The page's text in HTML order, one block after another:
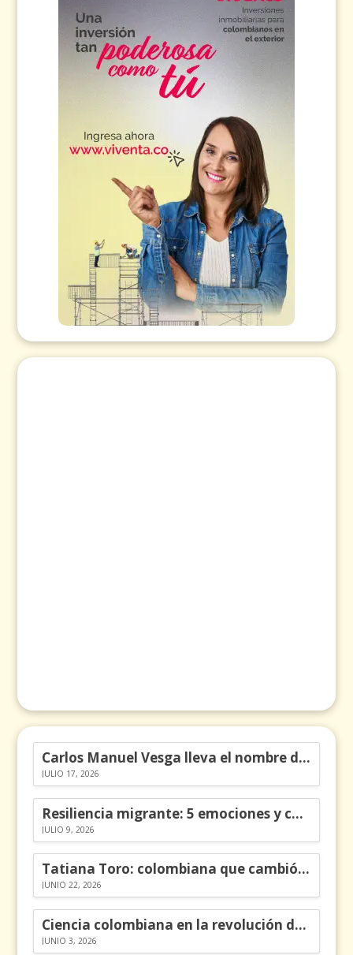
Carlos Manuel Vesga lleva el nombre de Colombia a los Emmy
JULIO 17, 2026
Resiliencia migrante: 5 emociones y cómo gestionarlas
JULIO 9, 2026
Tatiana Toro: colombiana que cambió la historia de las matemáticas
JUNIO 22, 2026
Ciencia colombiana en la revolución de los órganos en chips
JUNIO 3, 2026